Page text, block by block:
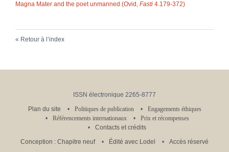
Magna Mater and the poet unmanned (Ovid, Fasti 4.179-372)
Retour à l’index
ISSN électronique 2265-8777
Plan du site
Politiques de publication
Engagements éthiques
Référencements internationaux
Prix et récompenses
Contacts et crédits
Conception : Chapitre neuf
Édité avec Lodel Accès réservé